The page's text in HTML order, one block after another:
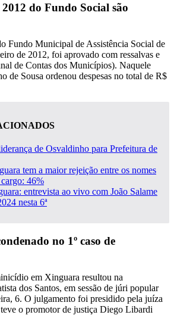
do Fundo Social são
Fundo Municipal de Assistência Social de
de 2012, foi aprovado com ressalvas e
de Contas dos Municípios). Naquele
de Sousa ordenou despesas no total de R$
de Osvaldinho para Prefeitura de
tem a maior rejeição entre os nomes
46%
entrevista ao vivo com João Salame
nesta 6ª
no 1º caso de
em Xinguara resultou na
dos Santos, em sessão de júri popular
6. O julgamento foi presidido pela juíza
o promotor de justiça Diego Libardi